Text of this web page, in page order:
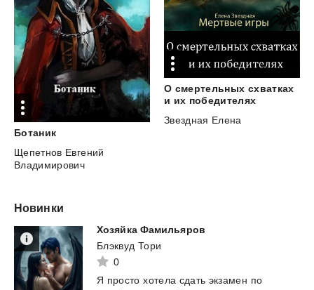
Ботаник
Щепетнов Евгений
Владимирович
О смертельных схватках
и их победителях
Звездная Елена
Новинки
Хозяйка Фамильяров
Блэквуд Тори
0
Я просто хотела сдать экзамен по